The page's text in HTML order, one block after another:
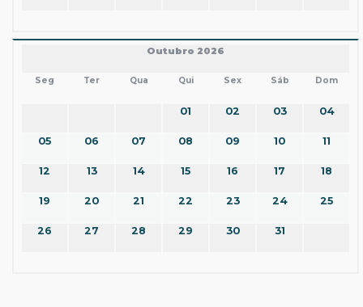
Outubro 2026
Seg Ter Qua Qui Sex Sáb Dom
01 02 03 04
05 06 07 08 09 10 11
12 13 14 15 16 17 18
19 20 21 22 23 24 25
26 27 28 29 30 31